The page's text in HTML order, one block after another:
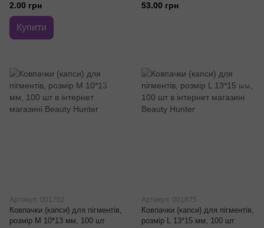
2.00 грн
Купити
53.00 грн
Артикул: 001702
Ковпачки (капси) для пігментів,
розмір M 10*13 мм, 100 шт
Артикул: 001875
Ковпачки (капси) для пігментів,
розмір L 13*15 мм, 100 шт